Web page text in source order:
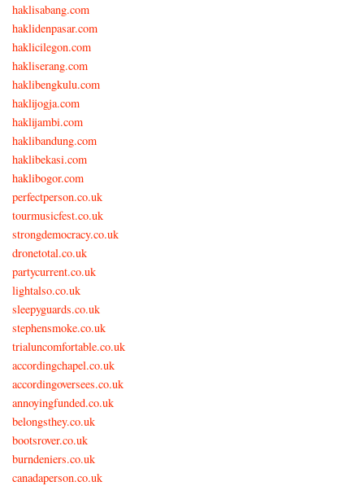
haklisabang.com
haklidenpasar.com
haklicilegon.com
hakliserang.com
haklibengkulu.com
haklijogja.com
haklijambi.com
haklibandung.com
haklibekasi.com
haklibogor.com
perfectperson.co.uk
tourmusicfest.co.uk
strongdemocracy.co.uk
dronetotal.co.uk
partycurrent.co.uk
lightalso.co.uk
sleepyguards.co.uk
stephensmoke.co.uk
trialuncomfortable.co.uk
accordingchapel.co.uk
accordingoversees.co.uk
annoyingfunded.co.uk
belongsthey.co.uk
bootsrover.co.uk
burndeniers.co.uk
canadaperson.co.uk